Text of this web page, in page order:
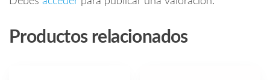
Productos relacionados